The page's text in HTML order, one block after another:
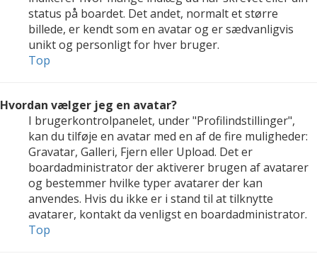
status på boardet. Det andet, normalt et større
billede, er kendt som en avatar og er sædvanligvis
unikt og personligt for hver bruger.
Top
Hvordan vælger jeg en avatar?
I brugerkontrolpanelet, under "Profilindstillinger",
kan du tilføje en avatar med en af de fire muligheder:
Gravatar, Galleri, Fjern eller Upload. Det er
boardadministrator der aktiverer brugen af avatarer
og bestemmer hvilke typer avatarer der kan
anvendes. Hvis du ikke er i stand til at tilknytte
avatarer, kontakt da venligst en boardadministrator.
Top